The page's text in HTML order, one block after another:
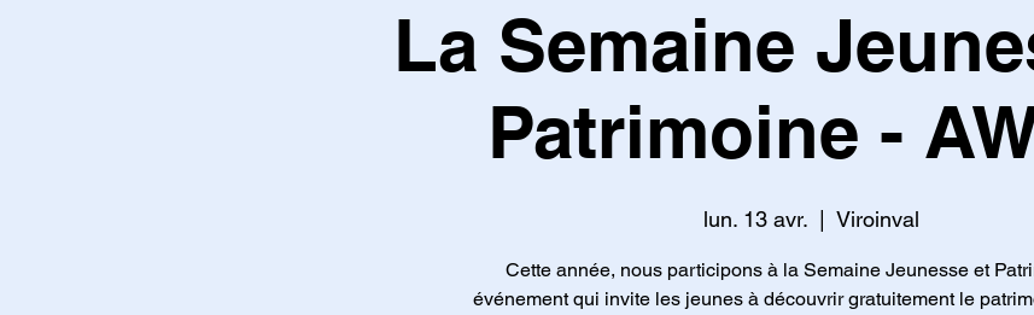
La Semaine
Patrimoine -
lun. 13 avr.
  |
Viroinval
Cette année, nous participons à la Semaine Jeunesse et
événement qui invite les jeunes à découvrir gratuitement le